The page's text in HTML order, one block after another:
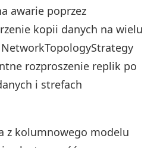
awarie poprzez
kopii danych na wielu
NetworkTopologyStrategy
rozproszenie replik po
i strefach
z kolumnowego modelu